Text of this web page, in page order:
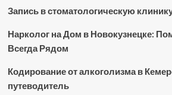
Запись в стоматологическую
Нарколог на Дом в Новокузнецке:
Всегда Рядом
Кодирование от алкоголизма в
путеводитель